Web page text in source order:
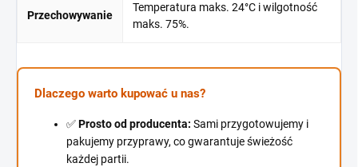
Przechowywanie
Temperatura maks. 24°C i wilgotność
maks. 75%.
Dlaczego warto kupować u nas?
✅Prosto od producenta: Sami przygotowujemy i
pakujemy przyprawy, co gwarantuje świeżość
każdej partii.